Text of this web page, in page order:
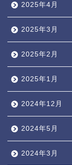
2025年4月
2025年3月
2025年2月
2025年1月
2024年12月
2024年5月
2024年3月